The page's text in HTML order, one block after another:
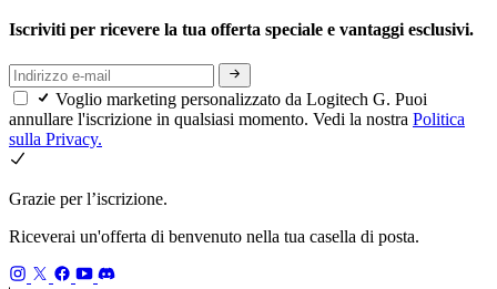
Iscriviti per ricevere la tua offerta speciale e vantaggi esclusivi.
Voglio marketing personalizzato da Logitech G. Puoi
annullare l'iscrizione in qualsiasi momento. Vedi la nostra Politica
sulla Privacy.
Grazie per l’iscrizione.
Riceverai un'offerta di benvenuto nella tua casella di posta.